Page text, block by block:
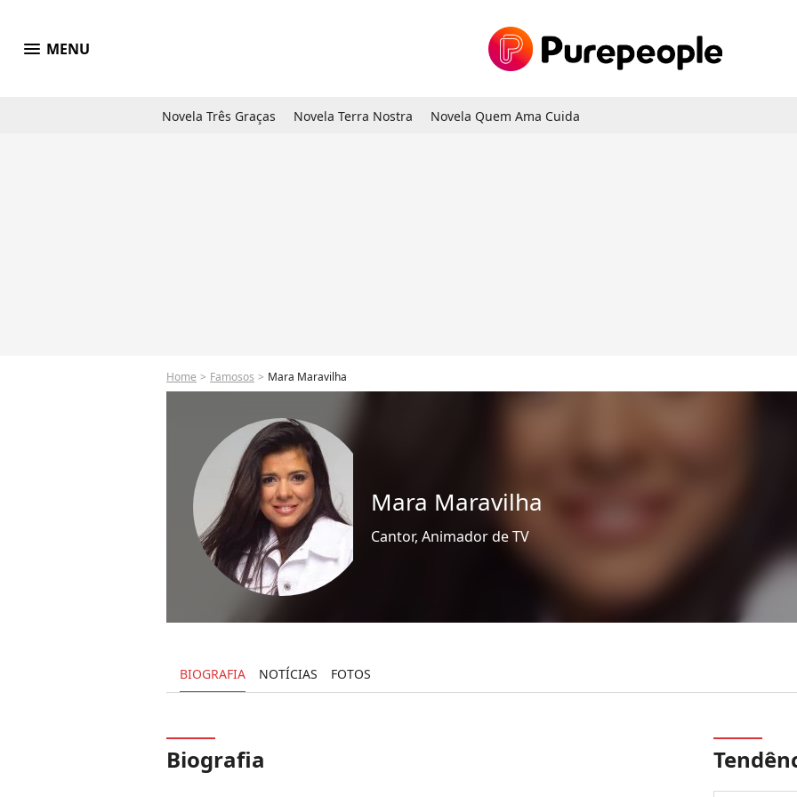
menu MENU
Novela Três Graças Novela Terra Nostra Novela Quem Ama Cuida
Home Famosos Mara Maravilha
Mara Maravilha
Cantor, Animador de TV
BIOGRAFIA NOTÍCIAS FOTOS
Biografia